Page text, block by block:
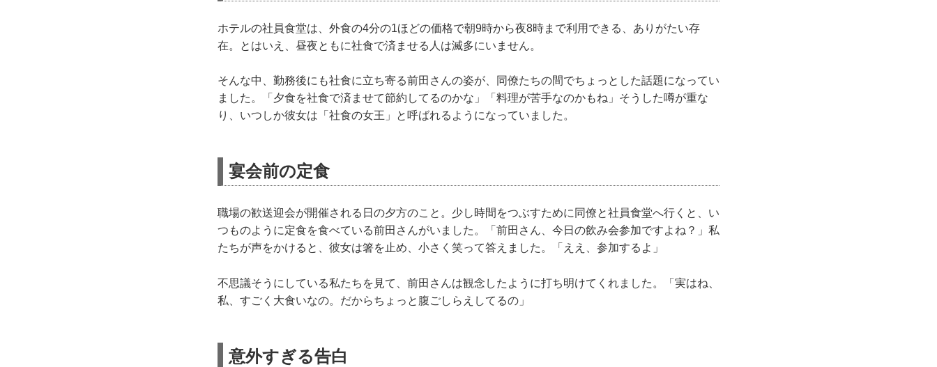
ホテルの社員食堂は、外食の4分の1ほどの価格で朝9時から夜8時まで利用できる、ありがたい存
在。とはいえ、昼夜ともに社食で済ませる人は滅多にいません。
そんな中、勤務後にも社食に立ち寄る前田さんの姿が、同僚たちの間でちょっとした話題になってい
ました。「夕食を社食で済ませて節約してるのかな」「料理が苦手なのかもね」そうした噂が重な
り、いつしか彼女は「社食の女王」と呼ばれるようになっていました。
宴会前の定食
職場の歓送迎会が開催される日の夕方のこと。少し時間をつぶすために同僚と社員食堂へ行くと、い
つものように定食を食べている前田さんがいました。「前田さん、今日の飲み会参加ですよね？」私
たちが声をかけると、彼女は箸を止め、小さく笑って答えました。「ええ、参加するよ」
不思議そうにしている私たちを見て、前田さんは観念したように打ち明けてくれました。「実はね、
私、すごく大食いなの。だからちょっと腹ごしらえしてるの」
意外すぎる告白